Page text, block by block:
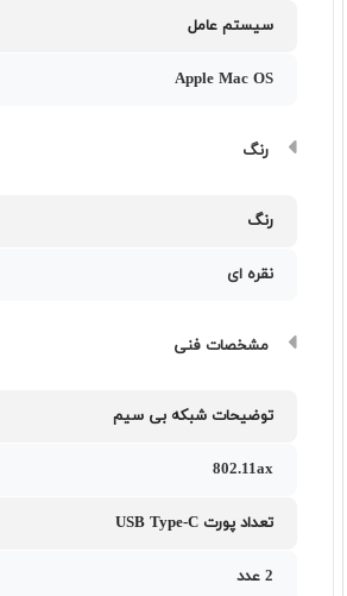
سیستم عامل
Apple Mac OS
رنگ
رنگ
نقره ای
مشخصات فنی
توضیحات شبکه بی سیم
802.11ax
تعداد پورت USB Type-C
2 عدد